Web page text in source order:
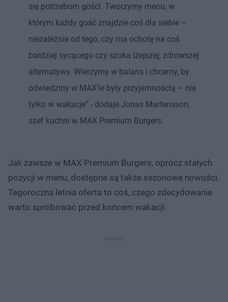
się potrzebom gości. Tworzymy menu, w
którym każdy gość znajdzie coś dla siebie –
niezależnie od tego, czy ma ochotę na coś
bardziej sycącego czy szuka lżejszej, zdrowszej
alternatywy. Wierzymy w balans i chcemy, by
odwiedziny w MAX’ie były przyjemnością – nie
tylko w wakacje” - dodaje Jonas Martensson,
szef kuchni w MAX Premium Burgers.
Jak zawsze w MAX Premium Burgers, oprócz stałych
pozycji w menu, dostępne są także sezonowe nowości.
Tegoroczna letnia oferta to coś, czego zdecydowanie
warto spróbować przed końcem wakacji.